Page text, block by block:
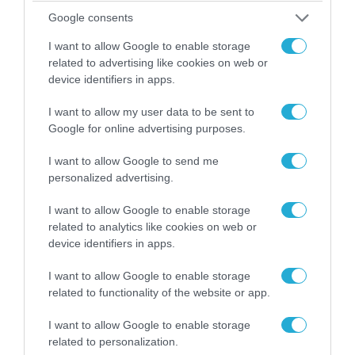
Google consents
I want to allow Google to enable storage
related to advertising like cookies on web or
device identifiers in apps.
I want to allow my user data to be sent to
Google for online advertising purposes.
I want to allow Google to send me
personalized advertising.
I want to allow Google to enable storage
related to analytics like cookies on web or
device identifiers in apps.
I want to allow Google to enable storage
related to functionality of the website or app.
I want to allow Google to enable storage
related to personalization.
Η Ισπανία νομιμοποιεί παράνομους
μετανάστες από την Αφρική – Για αυτή
την Ρωσίδα όμως επέλεξαν την
απέλαση
09.08.2026
Τέσσερις νεκροί από συντριβή
ελικοπτέρου σε εθνικό πάρκο
στο Ρίο ντε Τζανέιρο (βίντεο)
09.08.2026